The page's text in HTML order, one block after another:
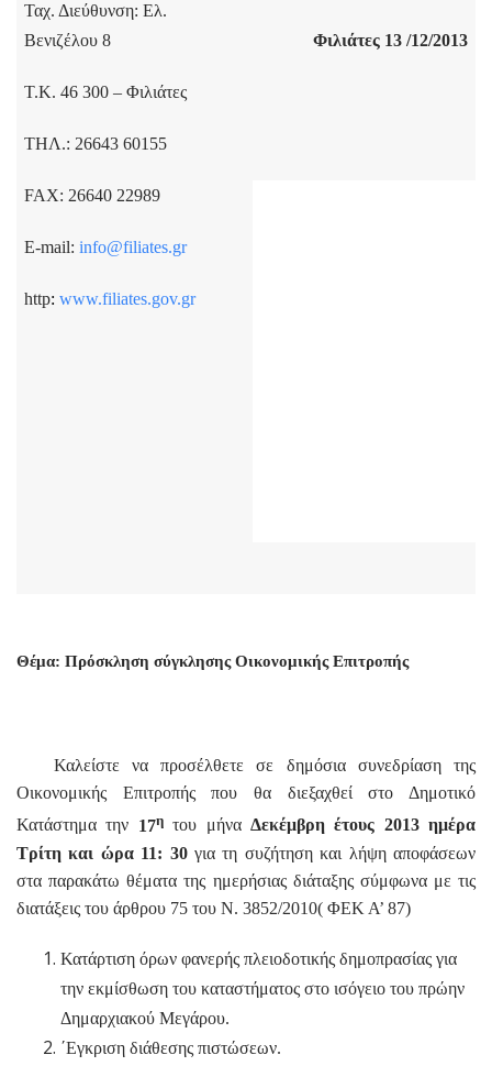
Ταχ. Διεύθυνση: Ελ.
Βενιζέλου 8
Τ.Κ. 46 300 – Φιλιάτες
ΤΗΛ.: 26643 60155
FAX: 26640 22989
E-mail:info@filiates.gr
http:www.filiates.gov.gr
Φιλιάτες 13 /12/2013
Θέμα: Πρόσκληση σύγκλησης Οικονομικής Επιτροπής
Καλείστε να προσέλθετε σε δημόσια συνεδρίαση της
Οικονομικής Επιτροπής που θα διεξαχθεί στο Δημοτικό
Κατάστημα την 17η του μήνα Δεκέμβρη έτους 2013 ημέρα
Τρίτη και ώρα 11: 30για τη συζήτηση και λήψη αποφάσεων
στα παρακάτω θέματα της ημερήσιας διάταξης σύμφωνα με τις
διατάξεις του άρθρου 75 του Ν. 3852/2010( ΦΕΚ Α’ 87)
Κατάρτιση όρων φανερής πλειοδοτικής δημοπρασίας για
την εκμίσθωση του καταστήματος στο ισόγειο του πρώην
Δημαρχιακού Μεγάρου.
΄Εγκριση διάθεσης πιστώσεων.